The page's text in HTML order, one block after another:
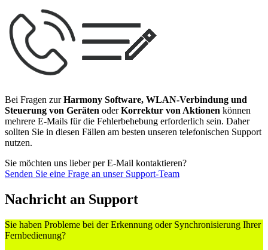
Bei Fragen zurHarmony Software, WLAN-Verbindung und
Steuerung von Geräten oderKorrektur von Aktionen können
mehrere E-Mails für die Fehlerbehebung erforderlich sein. Daher
sollten Sie in diesen Fällen am besten unseren telefonischen Support
nutzen.
Sie möchten uns lieber per E-Mail kontaktieren?
Senden Sie eine Frage an unser Support-Team
Nachricht an Support
Sie haben Probleme bei der Erkennung oder Synchronisierung Ihrer
Fernbedienung?